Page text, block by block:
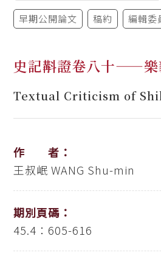
早期公開論文 稿約 編輯委
史記斠證卷八十——樂
Textual Criticism of
作 者：
王叔岷 WANG Shu-min
期別頁碼：
45.4：605-616